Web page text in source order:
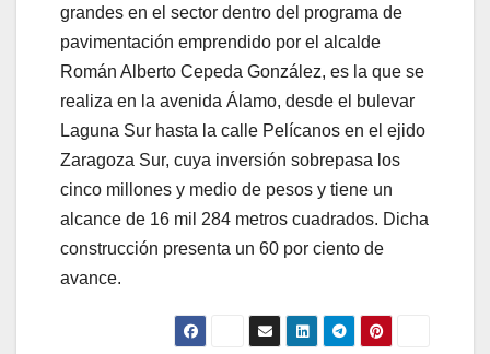
grandes en el sector dentro del programa de
pavimentación emprendido por el alcalde
Román Alberto Cepeda González, es la que se
realiza en la avenida Álamo, desde el bulevar
Laguna Sur hasta la calle Pelícanos en el ejido
Zaragoza Sur, cuya inversión sobrepasa los
cinco millones y medio de pesos y tiene un
alcance de 16 mil 284 metros cuadrados. Dicha
construcción presenta un 60 por ciento de
avance.